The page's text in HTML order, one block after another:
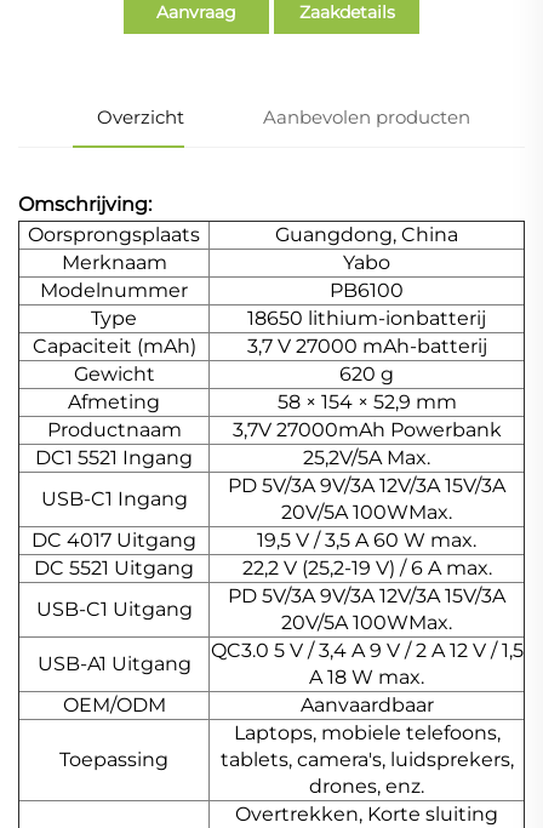
Aanvraag Zaakdetails
Overzicht Aanbevolen producten
Omschrijving:
Oorsprongsplaats
Guangdong, China
Merknaam
Yabo
Modelnummer
PB6100
Type
18650 lithium-ionbatterij
Capaciteit (mAh)
3,7 V 27000 mAh-batterij
Gewicht
620 g
Afmeting
58 × 154 × 52,9 mm
Productnaam
3,7V 27000mAh Powerbank
DC1 5521 Ingang
25,2V/5A Max.
USB-C1 Ingang
PD 5V/3A 9V/3A 12V/3A 15V/3A
20V/5A 100WMax.
DC 4017 Uitgang
19,5 V / 3,5 A 60 W max.
DC 5521 Uitgang
22,2 V (25,2-19 V) / 6 A max.
USB-C1 Uitgang
PD 5V/3A 9V/3A 12V/3A 15V/3A
20V/5A 100WMax.
USB-A1 Uitgang
QC3.0 5 V / 3,4 A 9 V / 2 A 12 V / 1,5
A 18 W max.
OEM/ODM
Aanvaardbaar
Toepassing
Laptops, mobiele telefoons,
tablets, camera's, luidsprekers,
drones, enz.
Overtrekken, Korte sluiting